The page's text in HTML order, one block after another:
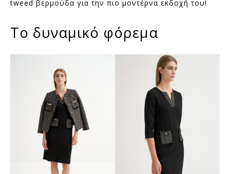
tweed βερμούδα για την πιο μοντέρνα εκδοχή του!
Το δυναμικό φόρεμα